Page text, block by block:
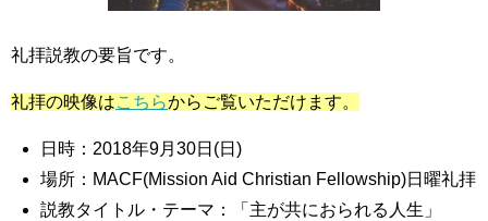
礼拝説教の要旨です。
礼拝の映像はこちらからご覧いただけます。
日時：2018年9月30日(日)
場所：MACF(Mission Aid Christian Fellowship)日曜礼拝
説教タイトル・テーマ：「主が共におられる人生」